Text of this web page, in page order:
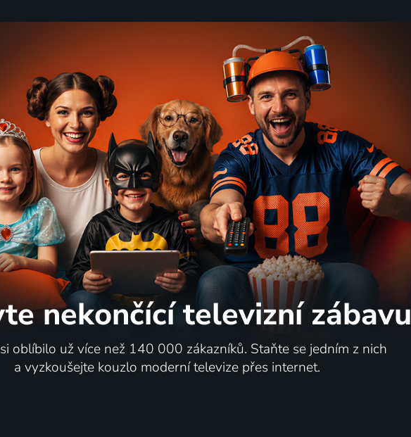
nekončící televizní zábavu
oblíbilo už více než 140 000 zákazníků. Staňte se jedním z nich
a vyzkoušejte kouzlo moderní televize přes internet.